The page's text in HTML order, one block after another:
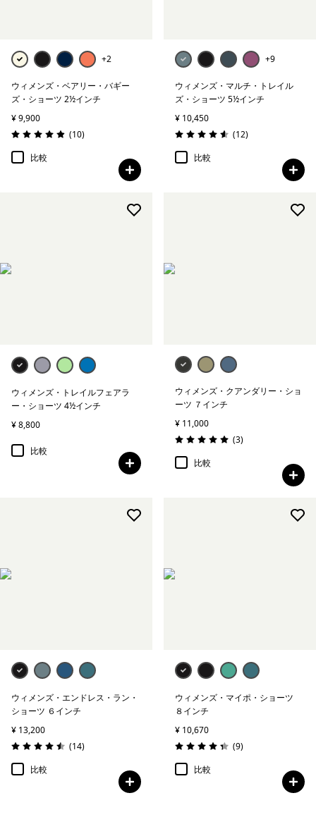
+2
ウィメンズ・ベアリー・バギー
ズ・ショーツ 2½インチ
¥ 9,900
評価: 4.9 / 5
(10レビュー
)
比較
+9
ウィメンズ・マルチ・トレイル
ズ・ショーツ 5½インチ
¥ 10,450
評価: 4.6 / 5
(12レビュー
)
比較
ウィメンズ・トレイルフェアラ
ー・ショーツ 4½インチ
¥ 8,800
比較
ウィメンズ・クアンダリー・ショ
ーツ ７インチ
¥ 11,000
評価: 5.0 / 5
(3レビュー
)
比較
ウィメンズ・エンドレス・ラン・
ショーツ ６インチ
¥ 13,200
評価: 4.5 / 5
(14レビュー
)
比較
ウィメンズ・マイポ・ショーツ
８インチ
¥ 10,670
評価: 4.3 / 5
(9レビュー
)
比較